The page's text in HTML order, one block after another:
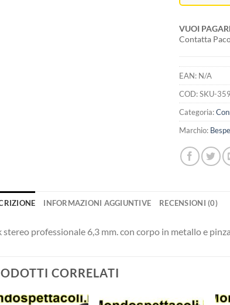
VUOI
Contatta
EAN: N/A
COD:SKU-
Categoria:
Marchio:
INFORMAZIONI AGGIUNTIVE RECENSIONI (0)
stereo professionale 6,3 mm. con corpo in metallo e
CORRELATI